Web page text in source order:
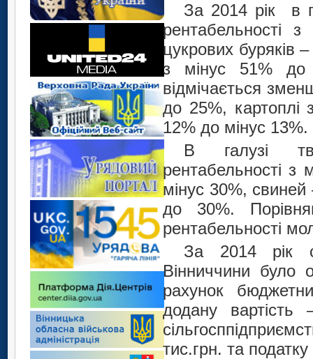
За 2014 рік в
цукрових буряків
з мінус 51% до
відмічається
до 25%, картоплі
12% до мінус 13%.
В галузі
рентабельності
мінус 30%,
до 30%.
рентабельності
За 2014 рік
Вінниччини було
рахунок
додану
тис.грн. та